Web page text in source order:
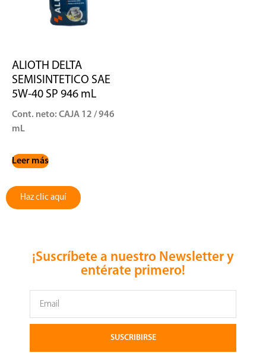
ALIOTH DELTA
SEMISINTETICO SAE
5W-40 SP 946 mL
Cont. neto: CAJA 12 / 946
mL
Leer más
Haz clic aquí
¡Suscríbete a nuestro Newsletter y
entérate primero!
SUSCRIBIRSE